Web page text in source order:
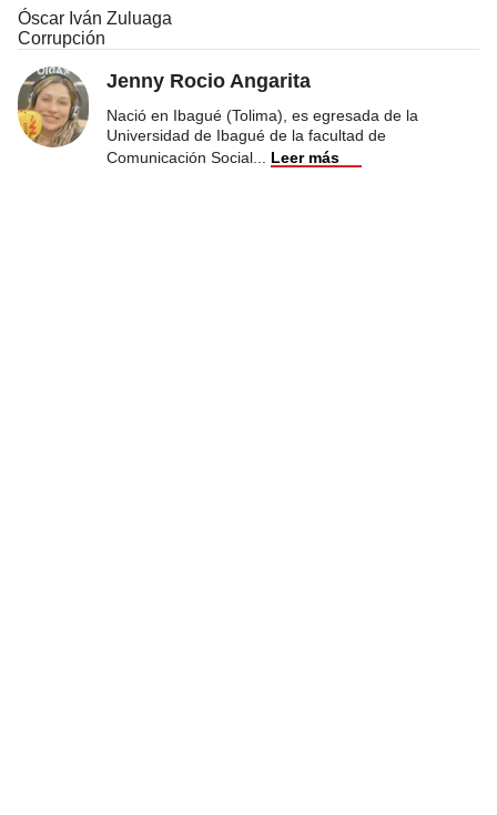
Óscar Iván Zuluaga
Corrupción
Jenny Rocio Angarita
Nació en Ibagué (Tolima), es egresada de la
Universidad de Ibagué de la facultad de
Comunicación Social
Leer más